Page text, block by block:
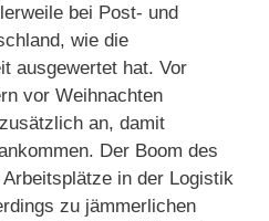
bei Post- und
wie die
ausgewertet hat. Vor
vor Weihnachten
an, damit
Der Boom des
in der Logistik
zu jämmerlichen